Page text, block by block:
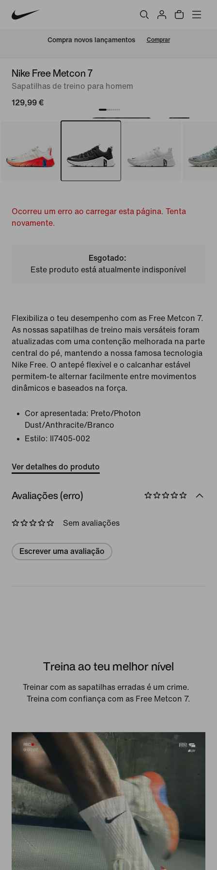
Compra novos lançamentos Comprar
Nike Free Metcon 7
Sapatilhas de treino para homem
129,99 €
Ocorreu um erro ao carregar esta página. Tenta
novamente.
Esgotado:
Este produto está atualmente indisponível
Flexibiliza o teu desempenho com as Free Metcon 7.
As nossas sapatilhas de treino mais versáteis foram
atualizadas com uma contenção melhorada na parte
central do pé, mantendo a nossa famosa tecnologia
Nike Free. O antepé flexível e o calcanhar estável
permitem-te alternar facilmente entre movimentos
dinâmicos e baseados na força.
Cor apresentada: Preto/Photon
Dust/Anthracite/Branco
Estilo:
II7405-002
Ver detalhes do produto
Avaliações (erro)
Sem avaliações
Escrever uma avaliação
Treina ao teu melhor nível
Treinar com as sapatilhas erradas é um crime.
Treina com confiança com as Free Metcon 7.